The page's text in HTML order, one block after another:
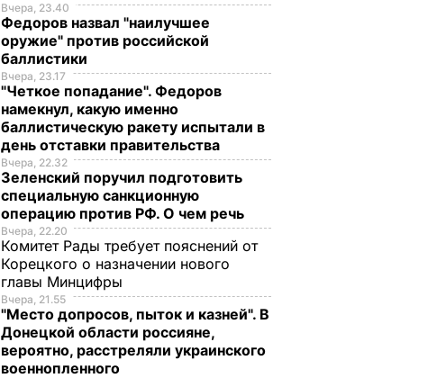
Вчера, 23.40
Федоров назвал "наилучшее
оружие" против российской
баллистики
Вчера, 23.17
"Четкое попадание". Федоров
намекнул, какую именно
баллистическую ракету испытали в
день отставки правительства
Вчера, 22.32
Зеленский поручил подготовить
специальную санкционную
операцию против РФ. О чем речь
Вчера, 22.20
Комитет Рады требует пояснений от
Корецкого о назначении нового
главы Минцифры
Вчера, 21.55
"Место допросов, пыток и казней". В
Донецкой области россияне,
вероятно, расстреляли украинского
военнопленного